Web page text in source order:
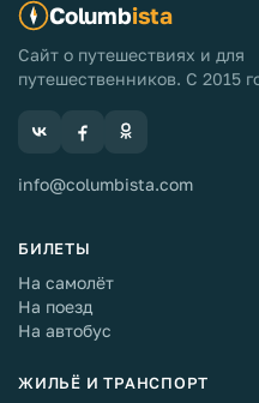
Columbista
Сайт о путешествиях и для
путешественников. С 2015
info@columbista.com
БИЛЕТЫ
На самолёт
На поезд
На автобус
ЖИЛЬЁ И ТРАНСПОРТ